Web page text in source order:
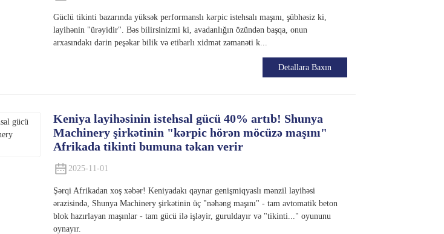
Güclü tikinti bazarında yüksək performanslı kərpic istehsalı maşını, şübhəsiz ki,
layihənin "ürəyidir". Bəs bilirsinizmi ki, avadanlığın özündən başqa, onun
arxasındakı dərin peşəkar bilik və etibarlı xidmət zəmanəti k...
Detallara Baxın
Keniya layihəsinin istehsal gücü 40% artıb! Shunya
Machinery şirkətinin "kərpic hörən möcüzə maşını"
Afrikada tikinti bumuna təkan verir
2025-11-01
Şərqi Afrikadan xoş xəbər! Keniyadakı qaynar genişmiqyaslı mənzil layihəsi
ərazisində, Shunya Machinery şirkətinin üç "nəhəng maşını" - tam avtomatik beton
blok hazırlayan maşınlar - tam gücü ilə işləyir, guruldayır və "tikinti..." oyununu
oynayır.